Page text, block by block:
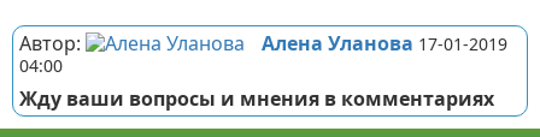
Автор: Алена Уланова 17-01-2019
04:00
Жду ваши вопросы и мнения в комментариях